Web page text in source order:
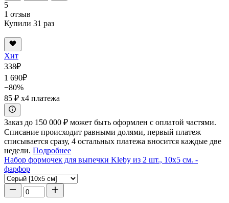
5
1 отзыв
Купили 31 раз
Хит
338₽
1 690₽
−80%
85 ₽ x4 платежа
Заказ до 150 000 ₽ может быть оформлен с оплатой частями.
Списание происходит равными долями, первый платеж
списывается сразу, 4 остальных платежа вносится каждые две
недели. Подробнее
Набор формочек для выпечки Kleby из 2 шт., 10x5 см. -
фарфор